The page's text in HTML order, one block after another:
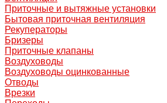
Приточные и вытяжные установки
Бытовая приточная вентиляция
Рекуператоры
Бризеры
Приточные клапаны
Воздуховоды
Воздуховоды оцинкованные
Отводы
Врезки